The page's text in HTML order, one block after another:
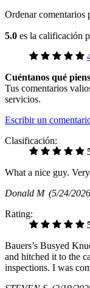
Ordenar comentarios
5.0 es la calificación
Cuéntanos qué
Tus comentarios
servicios.
Escribir un
Clasificación:
What a nice guy.
Donald M (5/24/
Rating:
Bauers’s Busyed
and hitched it to the
inspections. I was